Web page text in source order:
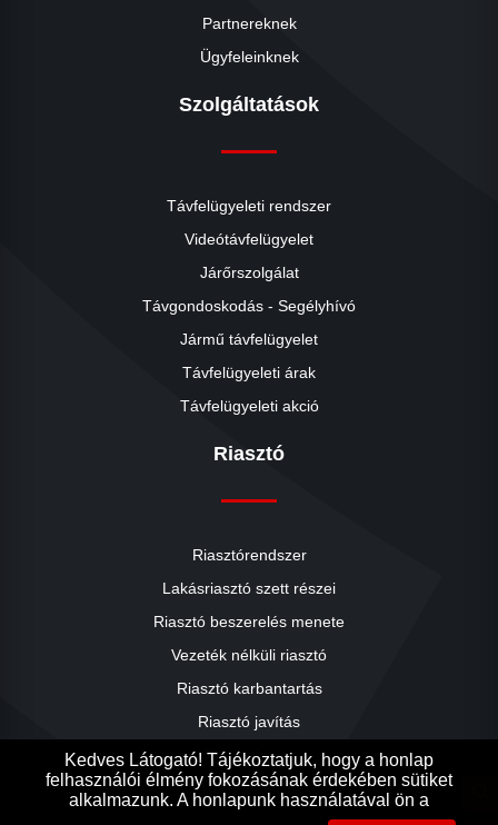
Partnereknek
Ügyfeleinknek
Szolgáltatások
Távfelügyeleti rendszer
Videótávfelügyelet
Járőrszolgálat
Távgondoskodás - Segélyhívó
Jármű távfelügyelet
Távfelügyeleti árak
Távfelügyeleti akció
Riasztó
Riasztórendszer
Lakásriasztó szett részei
Riasztó beszerelés menete
Vezeték nélküli riasztó
Riasztó karbantartás
Riasztó javítás
Riasztók árai
Riasztó akció
Kedves Látogató! Tájékoztatjuk, hogy a honlap
felhasználói élmény fokozásának érdekében sütiket
alkalmazunk. A honlapunk használatával ön a